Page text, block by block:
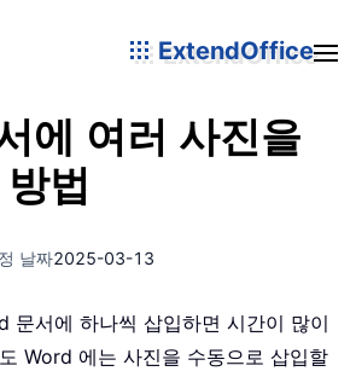
ExtendOffice
에 여러 사진을
법
날짜2025-03-13
문서에 하나씩 삽입하면 시간이 많이
Word 에는 사진을 수동으로 삽입할